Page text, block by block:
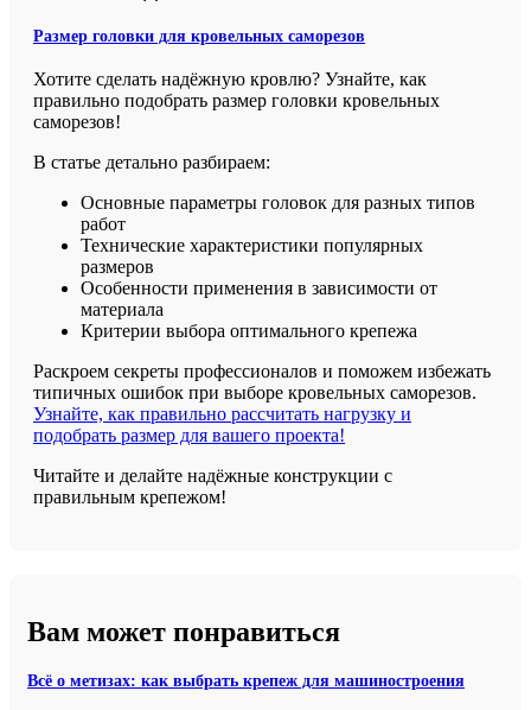
Размер головки для кровельных саморезов
Хотите сделать надёжную кровлю? Узнайте, как
правильно подобрать размер головки кровельных
саморезов!
В статье детально разбираем:
Основные параметры головок для разных типов
работ
Технические характеристики популярных
размеров
Особенности применения в зависимости от
материала
Критерии выбора оптимального крепежа
Раскроем секреты профессионалов и поможем избежать
типичных ошибок при выборе кровельных саморезов.
Узнайте, как правильно рассчитать нагрузку и
подобрать размер для вашего проекта!
Читайте и делайте надёжные конструкции с
правильным крепежом!
Вам может понравиться
Всё о метизах: как выбрать крепеж для машиностроения